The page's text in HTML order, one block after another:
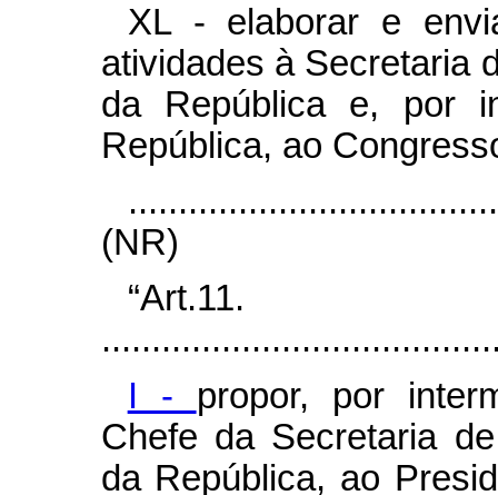
XL - elaborar e
atividades à Secretaria
da República e, por
República, ao
(NR)
“Art.11.
I - propor, por
Chefe da Secretaria
da República, ao